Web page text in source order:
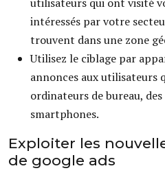
intéressés par votre
trouvent dans une zone
Utilisez le ciblage par
annonces aux utilisateurs
ordinateurs de bureau,
smartphones.
Exploiter les
de google ads